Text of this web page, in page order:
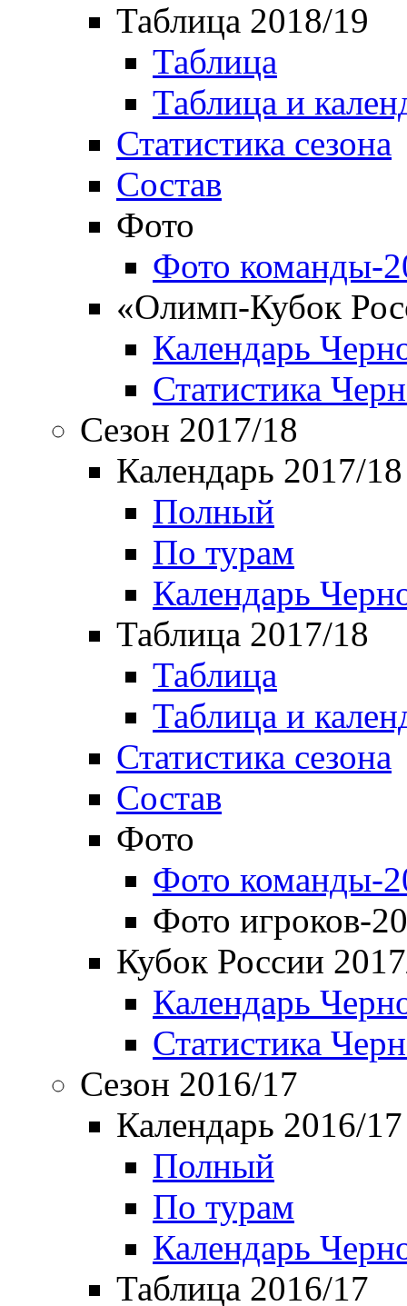
Таблица 2018/19
Таблица
Таблица и
Статистика сезона
Состав
Фото
Фото команды-
«Олимп-Кубок
Календарь
Статистика
Сезон 2017/18
Календарь 2017/18
Полный
По турам
Календарь
Таблица 2017/18
Таблица
Таблица и
Статистика сезона
Состав
Фото
Фото команды-
Фото игроков-
Кубок России
Календарь
Статистика
Сезон 2016/17
Календарь 2016/17
Полный
По турам
Календарь
Таблица 2016/17